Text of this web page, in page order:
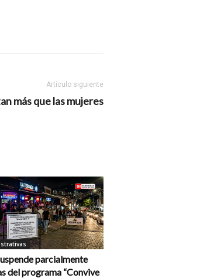
Artículo siguiente
más que las mujeres
parcialmente
del programa “Convive